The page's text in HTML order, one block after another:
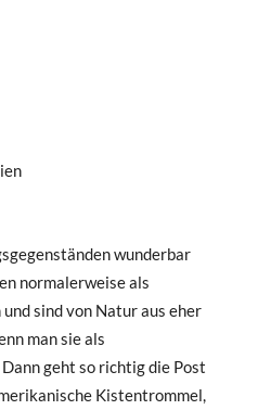
wunderbar
normalerweise als
sind von Natur aus eher
man sie als
geht so richtig die Post
Kistentrommel,